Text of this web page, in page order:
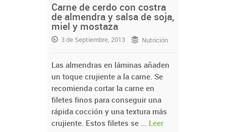
Carne de cerdo con costra
de almendra y salsa de soja,
miel y mostaza
3 de Septiembre, 2013 Nutrición
Las almendras en láminas añaden
un toque crujiente a la carne. Se
recomienda cortar la carne en
filetes finos para conseguir una
rápida cocción y una textura más
crujiente. Estos filetes se ... Leer